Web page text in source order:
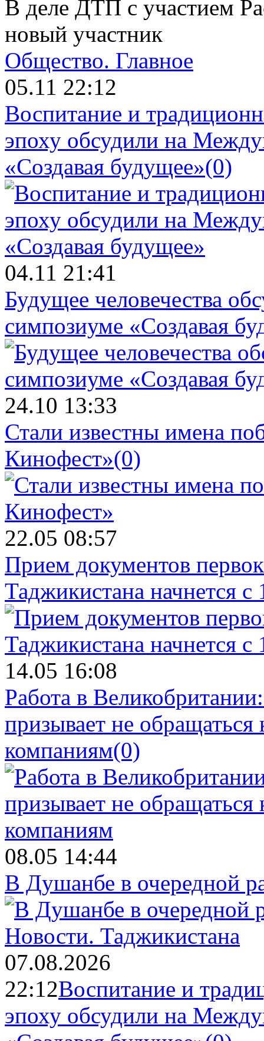
В деле ДТП с участием
новый участник
Общество. Главное
05.11 22:12
Воспитание и
эпоху обсудили на
«Создавая будущее»(0)
04.11 21:41
Будущее человечества
симпозиуме «Создавая
24.10 13:33
Стали известны имена
Кинофест»(0)
22.05 08:57
Прием документов
Таджикистана начнется с
14.05 16:08
Работа в
призывает не
компаниям(0)
08.05 14:44
В Душанбе в очередной
Новости. Таджикистана
07.08.2026
22:12Воспитание и
эпоху обсудили на